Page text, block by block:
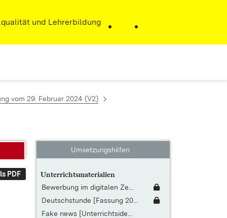
und Lehrerbildung
vom 29. Februar 2024 (V2)
PDF
Umsetzungshilfen
Unterrichtsmaterialien
Bewerbung im digitalen Ze...
Deutschstunde [Fassung 20...
Fake news [Unterrichtside...